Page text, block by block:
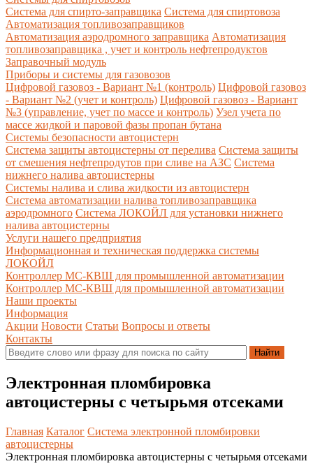
Система для спирто-заправщика Система для спиртовоза
Автоматизация топливозаправщиков
Автоматизация аэродромного заправщика Автоматизация
топливозаправщика , учет и контроль нефтепродуктов
Заправочный модуль
Приборы и системы для газовозов
Цифровой газовоз - Вариант №1 (контроль) Цифровой газовоз
- Вариант №2 (учет и контроль) Цифровой газовоз - Вариант
№3 (управление, учет по массе и контроль) Узел учета по
массе жидкой и паровой фазы пропан бутана
Системы безопасности автоцистерн
Система защиты автоцистерны от перелива Система защиты
от смешения нефтепродутов при сливе на АЗС Система
нижнего налива автоцистерны
Системы налива и слива жидкости из автоцистерн
Система автоматизации налива топливозаправщика
аэродромного Система ЛОКОЙЛ для установки нижнего
налива автоцистерны
Услуги нашего предприятия
Информационная и техническая поддержка системы
ЛОКОЙЛ
Контроллер МС-КВШ для промышленной автоматизации
Контроллер МС-КВШ для промышленной автоматизации
Наши проекты
Информация
Акции Новости Статьи Вопросы и ответы
Контакты
Электронная пломбировка
автоцистерны с четырьмя отсеками
Главная Каталог Система электронной пломбировки
автоцистерны
Электронная пломбировка автоцистерны с четырьмя отсеками